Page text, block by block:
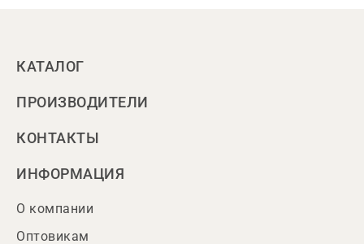
КАТАЛОГ
ПРОИЗВОДИТЕЛИ
КОНТАКТЫ
ИНФОРМАЦИЯ
О компании
Оптовикам